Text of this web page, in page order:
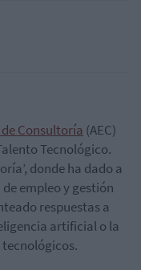
Consultoría (AEC)
Tecnológico.
donde ha dado a
empleo y gestión
respuestas a
artificial o la
tecnológicos.